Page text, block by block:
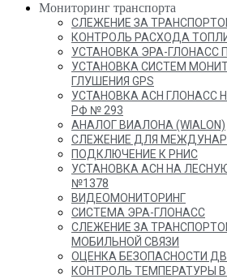
Мониторинг транспорта
СЛЕЖЕНИЕ ЗА
КОНТРОЛЬ РАСХОДА
УСТАНОВКА ЭРА-ГЛОНАСС
УСТАНОВКА СИСТЕМ
ГЛУШЕНИЯ GPS
УСТАНОВКА АСН ГЛОНАСС
РФ № 293
АНАЛОГ ВИАЛОНА (WIALON)
СЛЕЖЕНИЕ ДЛЯ
ПОДКЛЮЧЕНИЕ К РНИС
УСТАНОВКА АСН НА
№1378
ВИДЕОМОНИТОРИНГ
СИСТЕМА ЭРА-ГЛОНАСС
СЛЕЖЕНИЕ ЗА
МОБИЛЬНОЙ СВЯЗИ
ОЦЕНКА БЕЗОПАСНОСТИ
КОНТРОЛЬ ТЕМПЕРАТУРЫ